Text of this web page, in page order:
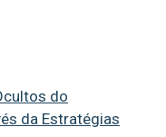
do
da Estratégias